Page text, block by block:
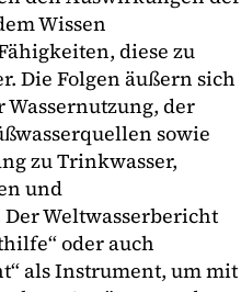
Wissen
diese zu
Die Folgen äußern sich
der
sowie
zu Trinkwasser,
und
Weltwasserbericht
oder auch
als Instrument, um mit